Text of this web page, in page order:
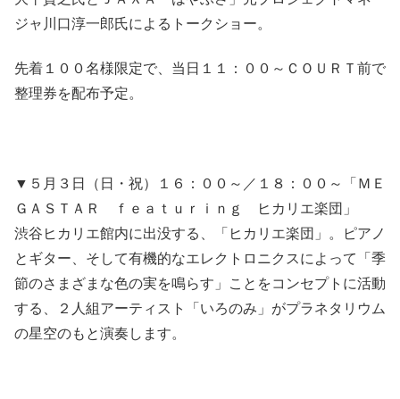
ジャ川口淳一郎氏によるトークショー。
先着１００名様限定で、当日１１：００～ＣＯＵＲＴ前で
整理券を配布予定。
▼５月３日（日・祝）１６：００～／１８：００～「ＭＥ
ＧＡＳＴＡＲ ｆｅａｔｕｒｉｎｇ ヒカリエ楽団」
渋谷ヒカリエ館内に出没する、「ヒカリエ楽団」。ピアノ
とギター、そして有機的なエレクトロニクスによって「季
節のさまざまな色の実を鳴らす」ことをコンセプトに活動
する、２人組アーティスト「いろのみ」がプラネタリウム
の星空のもと演奏します。